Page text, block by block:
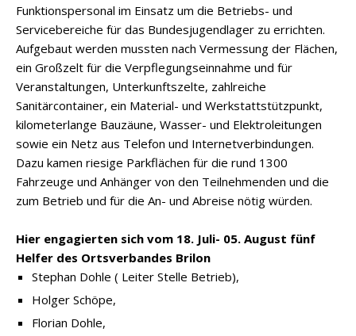
Funktionspersonal im Einsatz um die Betriebs- und
Servicebereiche für das Bundesjugendlager zu errichten.
Aufgebaut werden mussten nach Vermessung der Flächen,
ein Großzelt für die Verpflegungseinnahme und für
Veranstaltungen, Unterkunftszelte, zahlreiche
Sanitärcontainer, ein Material- und Werkstattstützpunkt,
kilometerlange Bauzäune, Wasser- und Elektroleitungen
sowie ein Netz aus Telefon und Internetverbindungen.
Dazu kamen riesige Parkflächen für die rund 1300
Fahrzeuge und Anhänger von den Teilnehmenden und die
zum Betrieb und für die An- und Abreise nötig würden.
Hier engagierten sich vom 18. Juli- 05. August fünf
Helfer des Ortsverbandes Brilon
Stephan Dohle ( Leiter Stelle Betrieb),
Holger Schöpe,
Florian Dohle,